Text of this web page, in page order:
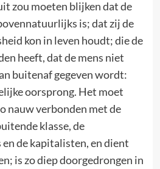
zou moeten blijken dat de
is; dat zij de
kon in leven houdt; die de
heeft, dat de mens niet
buitenaf gegeven wordt:
oorsprong. Het moet
nauw verbonden met de
klasse, de
de kapitalisten, en dient
is zo diep doorgedrongen in